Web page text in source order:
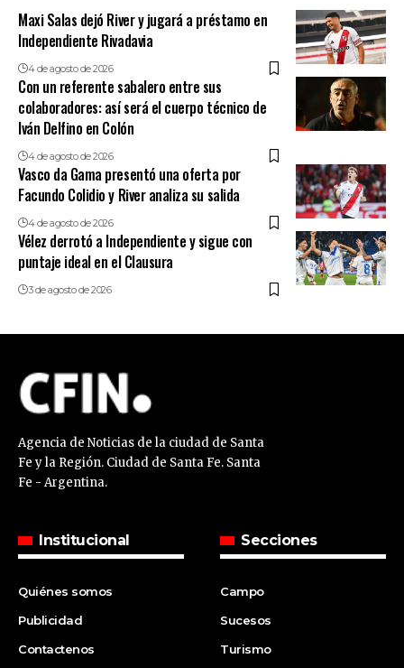
Maxi Salas dejó River y jugará a préstamo en
Independiente Rivadavia
4 de agosto de 2026
Con un referente sabalero entre sus
colaboradores: así será el cuerpo técnico de
Iván Delfino en Colón
4 de agosto de 2026
Vasco da Gama presentó una oferta por
Facundo Colidio y River analiza su salida
4 de agosto de 2026
Vélez derrotó a Independiente y sigue con
puntaje ideal en el Clausura
3 de agosto de 2026
Agencia de Noticias de la ciudad de Santa
Fe y la Región. Ciudad de Santa Fe. Santa
Fe - Argentina.
Institucional
Quiénes somos
Publicidad
Contactenos
Secciones
Campo
Sucesos
Turismo